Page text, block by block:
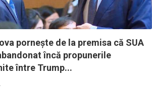
pornește de la premisa că SUA
încă propunerile
între Trump...